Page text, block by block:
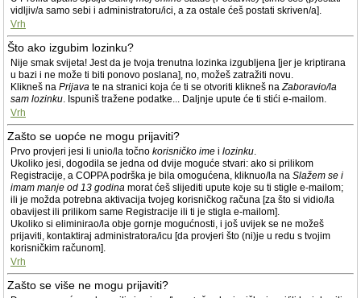
vidljiv/a samo sebi i administratoru/ici, a za ostale ćeš postati skriven/a].
Vrh
Što ako izgubim lozinku?
Nije smak svijeta! Jest da je tvoja trenutna lozinka izgubljena [jer je kriptirana
u bazi i ne može ti biti ponovo poslana], no, možeš zatražiti novu.
Klikneš na Prijava te na stranici koja će ti se otvoriti klikneš naZaboravio/la
sam lozinku. Ispuniš tražene podatke... Daljnje upute će ti stići e-mailom.
Vrh
Zašto se uopće ne mogu prijaviti?
Prvo provjeri jesi li unio/la točno korisničko ime i lozinku.
Ukoliko jesi, dogodila se jedna od dvije moguće stvari: ako si prilikom
Registracije, a COPPA podrška je bila omogućena, kliknuo/la na Slažem se i
imam manje od 13 godina morat ćeš slijediti upute koje su ti stigle e-mailom;
ili je možda potrebna aktivacija tvojeg korisničkog računa [za što si vidio/la
obavijest ili prilikom same Registracije ili ti je stigla e-mailom].
Ukoliko si eliminirao/la obje gornje mogućnosti, i još uvijek se ne možeš
prijaviti, kontaktiraj administratora/icu [da provjeri što (ni)je u redu s tvojim
korisničkim računom].
Vrh
Zašto se više ne mogu prijaviti?